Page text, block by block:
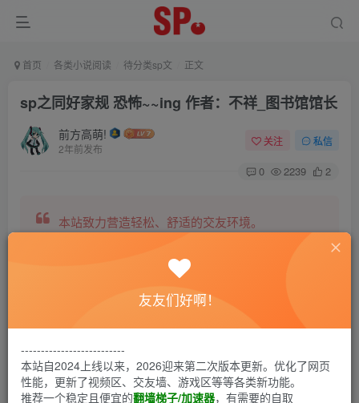
首页 各类小说阅读 待分类sp文 正文
sp之同好家规 恐怖~~ing 作者：不祥_图书馆馆长
前方高萌!
2年前发布
关注 私信
0 2239 2
本站致力营造轻松、舒适的交友环境。
另有小说阅读站点，网罗包括训诫文、腐文在内的
第1回
友友们好啊！
--------------------------
本站自2024上线以来，2026迎来第二次版本更新。优化了网页
性能，更新了视频区、交友墙、游戏区等等各类新功能。
推荐一个稳定且便宜的翻墙梯子/加速器，有需要的自取